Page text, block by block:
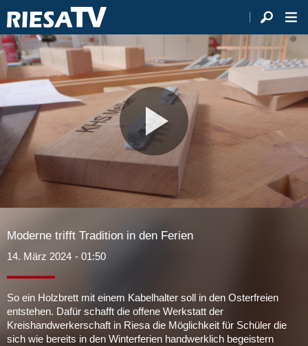
Video
Moderne trifft Tradition in den Ferien
14. März 2024 - 01:50
So ein Holzbrett mit einem Kabelhalter soll in den Osterfreien
entstehen. Dafür schafft die offene Werkstatt der
Kreishandwerkerschaft in Riesa die Möglichkeit für Schüler die
sich wie bereits in den Winterferien handwerklich begeistern